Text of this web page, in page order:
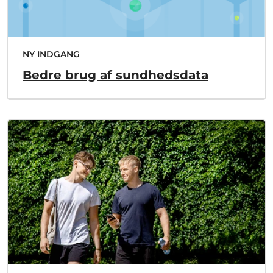
NY INDGANG
Bedre brug af sundhedsdata